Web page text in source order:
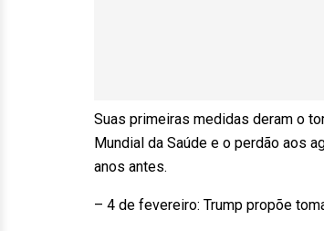
Suas primeiras medidas deram o
Mundial da Saúde e o perdão aos
anos antes.
– 4 de fevereiro: Trump propõe